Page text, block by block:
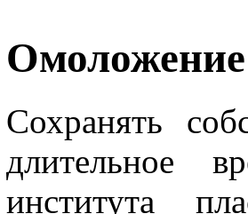
Омоложение
Сохранять
длительное
института